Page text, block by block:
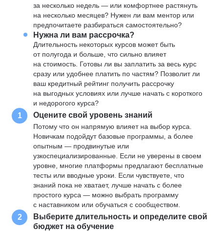
за несколько недель — или комфортнее растянуть
на несколько месяцев? Нужен ли вам ментор или
предпочитаете разбираться самостоятельно?
Нужна ли вам рассрочка?
Длительность некоторых курсов может быть
от полугода и больше, что сильно влияет
на стоимость. Готовы ли вы заплатить за весь курс
сразу или удобнее платить по частям? Позволит ли
ваш кредитный рейтинг получить рассрочку
на выгодных условиях или лучше начать с короткого
и недорогого курса?
1 Оцените свой уровень знаний
Потому что он напрямую влияет на выбор курса.
Новичкам подойдут базовые программы, а более
опытным — продвинутые или
узкоспециализированные. Если не уверены в своем
уровне, многие платформы предлагают бесплатные
тесты или вводные уроки. Если чувствуете, что
знаний пока не хватает, лучше начать с более
простого курса — можно выбрать программу
с наставником или обучаться с сообществом.
2
Выберите длительность и определите свой
бюджет на обучение